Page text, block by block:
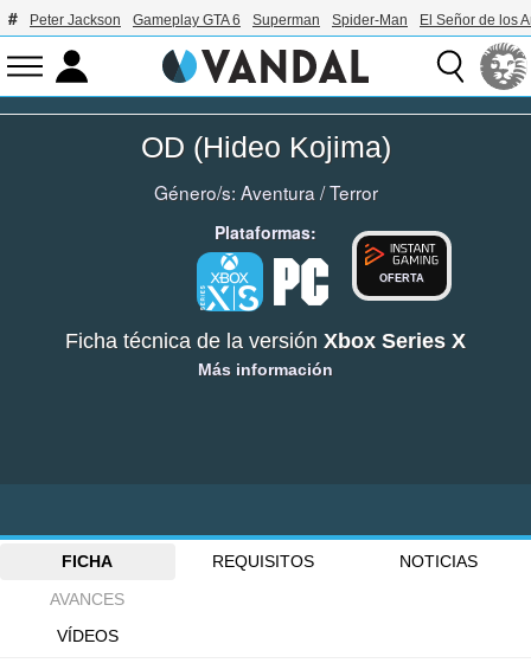
Peter Jackson Gameplay GTA 6 Superman Spider-Man El Señor de los
OD (Hideo Kojima)
Género/s: Aventura /Terror
Plataformas:
OFERTA
Ficha técnica de la versión Xbox Series X
Más información
FICHA REQUISITOS
NOTICIAS
AVANCES
VÍDEOS